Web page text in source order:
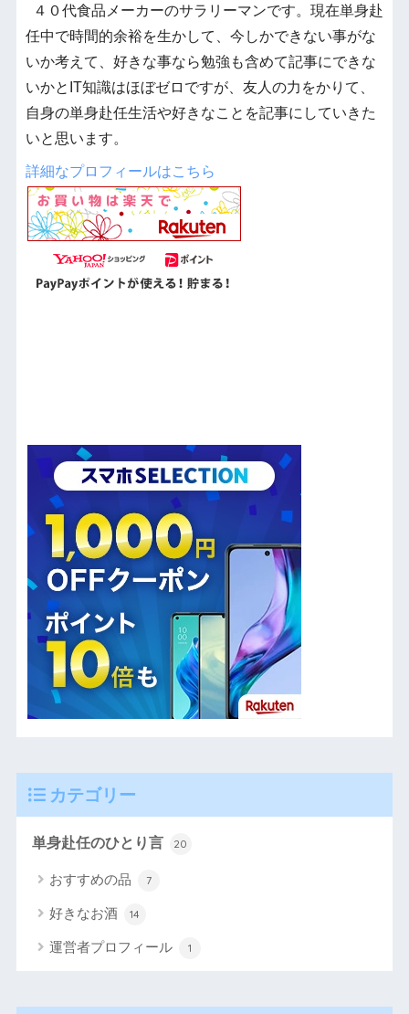
４０代食品メーカーのサラリーマンです。現在単身赴
任中で時間的余裕を生かして、今しかできない事がな
いか考えて、好きな事なら勉強も含めて記事にできな
いかとIT知識はほぼゼロですが、友人の力をかりて、
自身の単身赴任生活や好きなことを記事にしていきた
いと思います。
詳細なプロフィールはこちら
カテゴリー
単身赴任のひとり言 20
おすすめの品 7
好きなお酒 14
運営者プロフィール 1